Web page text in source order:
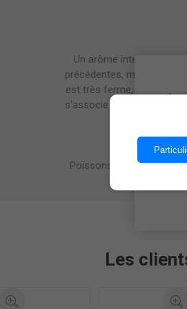
Un arôme intense, avec
précédentes, montre
est très ferme, avec une
s'associe aux notes de
Poissons au four, plats à
Les